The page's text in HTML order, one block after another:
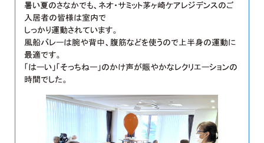
暑い夏のさなかでも、ネオ・サミット茅ヶ崎ケアレジデンスのご
入居者の皆様は室内で
しっかり運動されています。
風船バレーは腕や背中、腹筋などを使うので上半身の運動に
最適です。
「はーい」「そっちねー」のかけ声が賑やかなレクリエーションの
時間でした。